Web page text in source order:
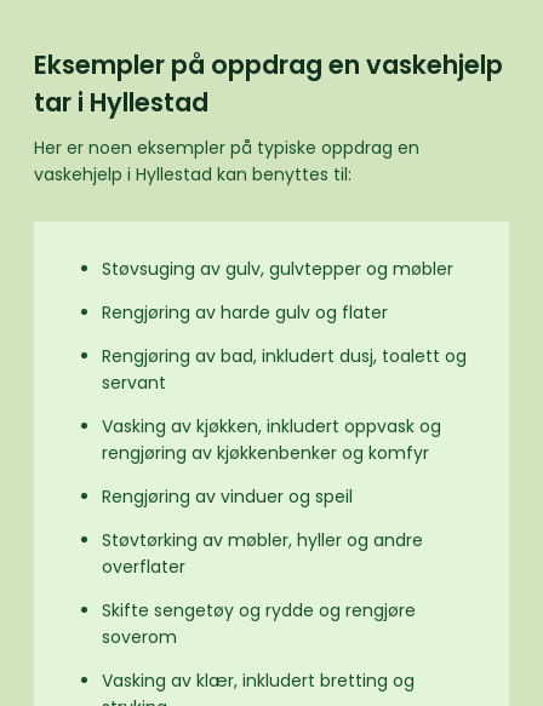
Eksempler på oppdrag en vaskehjelp
tar i Hyllestad
Her er noen eksempler på typiske oppdrag en
vaskehjelp i Hyllestad kan benyttes til:
Støvsuging av gulv, gulvtepper og møbler
Rengjøring av harde gulv og flater
Rengjøring av bad, inkludert dusj, toalett og
servant
Vasking av kjøkken, inkludert oppvask og
rengjøring av kjøkkenbenker og komfyr
Rengjøring av vinduer og speil
Støvtørking av møbler, hyller og andre
overflater
Skifte sengetøy og rydde og rengjøre
soverom
Vasking av klær, inkludert bretting og